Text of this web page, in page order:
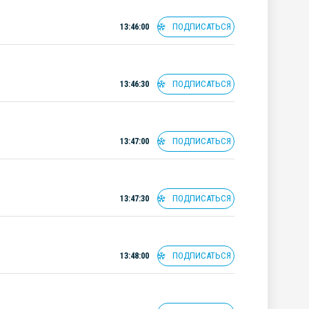
13:46:00 ПОДПИСАТЬСЯ
13:46:30 ПОДПИСАТЬСЯ
13:47:00 ПОДПИСАТЬСЯ
13:47:30 ПОДПИСАТЬСЯ
13:48:00 ПОДПИСАТЬСЯ